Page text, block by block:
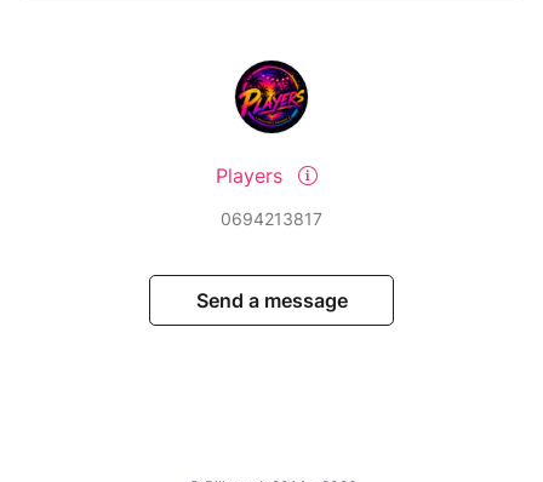
Players
0694213817
Send a message